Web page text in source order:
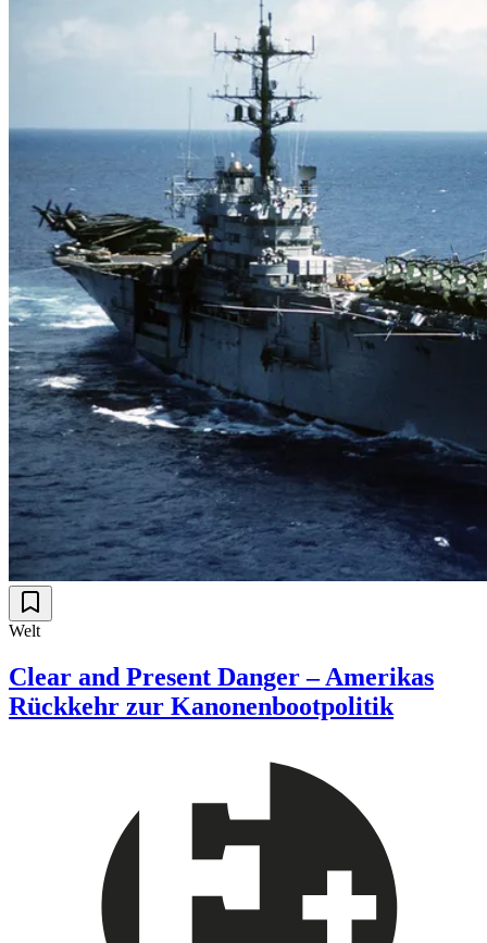
Welt
Clear and Present Danger – Amerikas
Rückkehr zur Kanonenbootpolitik